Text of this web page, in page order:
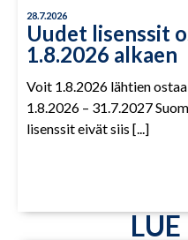
28.7.2026
Uudet lisenssit
1.8.2026 alkaen
Voit 1.8.2026 lähtien
1.8.2026 – 31.7.2027
lisenssit eivät siis [...]